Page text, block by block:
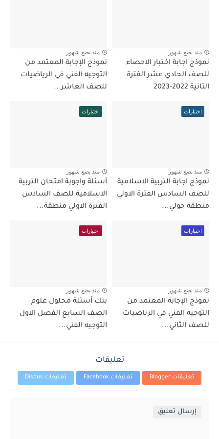
منذ بضع شهور
نموذج اجابة اختبار الاحصاء
للصف الحادي عشر الفترة
الثانية 2022-2023
منذ بضع شهور
نموذج الإجابة المعتمد من
التوجيه الفني في الرياضيات
للصف العاشر...
اختبارات
منذ بضع شهور
نموذج اجابة التربية الاسلامية
للصف السادس الفترة الاولي
منطقة حولي...
اختبارات
منذ بضع شهور
أسئلة واجوبة امتحان التربية
الاسلامية للصف السادس
الفترة الاولي منطقة...
اختبارات
منذ بضع شهور
نموذج الإجابة المعتمد من
التوجيه الفني في الرياضيات
للصف الثاني...
اختبارات
منذ بضع شهور
بنك أسئلة محلول علوم
الصف السابع الفصل الاول
التوجيه الفني...
تعليقات
تعليقات Blogger تعليقات Facebook تعليقات Disqus
إرسال تعليق